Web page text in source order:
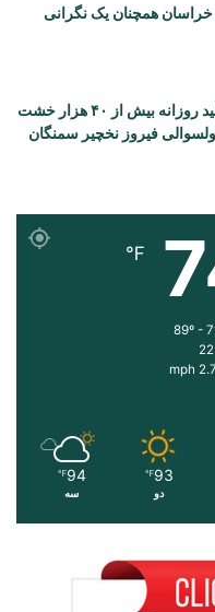
خراسان همچنان یک نگرانی
گزارش شهری: | تولید روزانه بیش از ۴۰ هزار خشت
فیروز نخچیر سمنگان
℉
2.75
93
℉
دو
94
℉
سه